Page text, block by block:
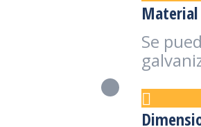
Material
Se